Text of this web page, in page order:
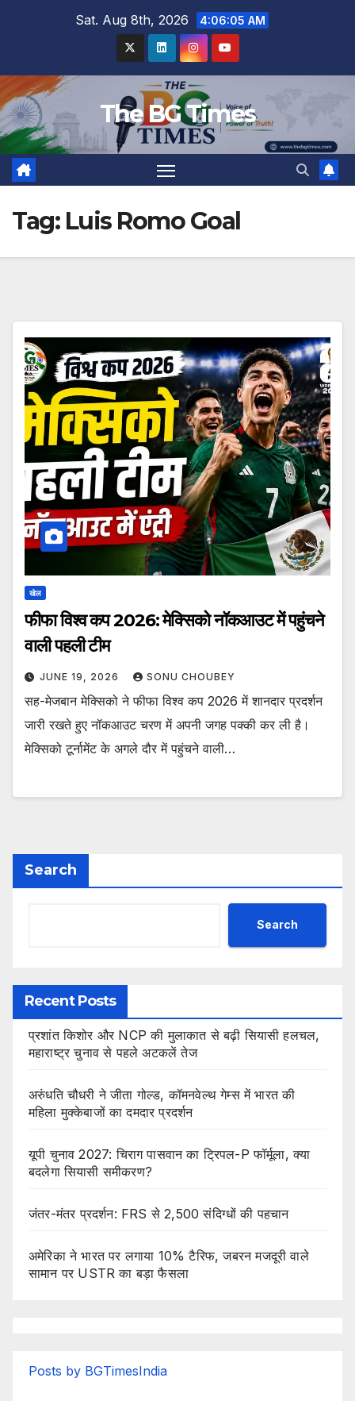
Sat. Aug 8th, 2026 4:06:05 AM
The BG Times
Tag: Luis Romo Goal
खेल
फीफा विश्व कप 2026: मेक्सिको नॉकआउट में पहुंचने
वाली पहली टीम
JUNE 19, 2026 SONU CHOUBEY
सह-मेजबान मेक्सिको ने फीफा विश्व कप 2026 में शानदार प्रदर्शन
जारी रखते हुए नॉकआउट चरण में अपनी जगह पक्की कर ली है।
मेक्सिको टूर्नामेंट के अगले दौर में पहुंचने वाली…
Search
Search
Recent Posts
प्रशांत किशोर और NCP की मुलाकात से बढ़ी सियासी हलचल,
महाराष्ट्र चुनाव से पहले अटकलें तेज
अरुंधति चौधरी ने जीता गोल्ड, कॉमनवेल्थ गेम्स में भारत की
महिला मुक्केबाजों का दमदार प्रदर्शन
यूपी चुनाव 2027: चिराग पासवान का ट्रिपल-P फॉर्मूला, क्या
बदलेगा सियासी समीकरण?
जंतर-मंतर प्रदर्शन: FRS से 2,500 संदिग्धों की पहचान
अमेरिका ने भारत पर लगाया 10% टैरिफ, जबरन मजदूरी वाले
सामान पर USTR का बड़ा फैसला
Posts by BGTimesIndia